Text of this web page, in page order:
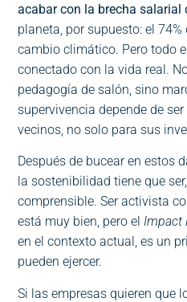
acabar con la brecha salarial
planeta, por supuesto: el
cambio climático. Pero todo
conectado con la vida real.
pedagogía de salón, sino
supervivencia depende de
vecinos, no solo para sus
Después de bucear en estos
la sostenibilidad tiene que
comprensible. Ser activista
está muy bien, pero elImpact
en el contexto actual, es un
pueden ejercer.
Si las empresas quieren que